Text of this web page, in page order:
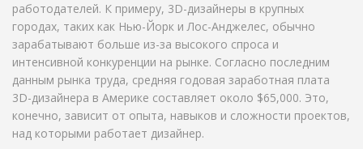
работодателей. К примеру, 3D-дизайнеры в крупных
городах, таких как Нью-Йорк и Лос-Анджелес, обычно
зарабатывают больше из-за высокого спроса и
интенсивной конкуренции на рынке. Согласно последним
данным рынка труда, средняя годовая заработная плата
3D-дизайнера в Америке составляет около $65,000. Это,
конечно, зависит от опыта, навыков и сложности проектов,
над которыми работает дизайнер.